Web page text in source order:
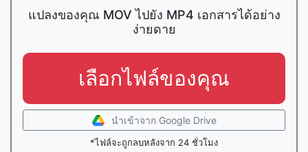
แปลงของคุณ MOV ไปยัง MP4 เอกสารได้อย่าง
ง่ายดาย
เลือกไฟล์ของคุณ
นำเข้าจาก Google Drive
*ไฟล์จะถูกลบหลังจาก 24 ชั่วโมง